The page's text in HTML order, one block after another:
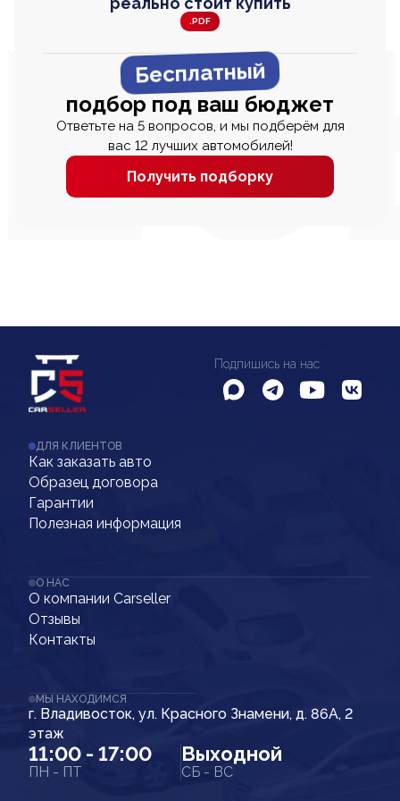
.PDF
Бесплатный
подбор под ваш бюджет
Ответьте на 5 вопросов, и мы подберём для
вас 12 лучших автомобилей!
Получить подборку
Подпишись на нас
ДЛЯ КЛИЕНТОВ
Как заказать авто
Образец договора
Гарантии
Полезная информация
О НАС
О компании Carseller
Отзывы
Контакты
МЫ НАХОДИМСЯ
г. Владивосток, ул. Красного Знамени, д. 86А, 2
этаж
11:00 - 17:00
ПН - ПТ
Выходной
СБ - ВС